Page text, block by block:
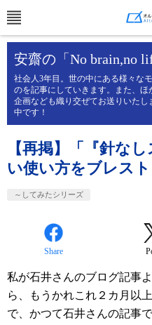
安齋の「No brain,no
社会人3年目。世の中にある様々な
のを記事にしていきます。また、
企画なども織り交ぜてお送りいた
中です！
【再掲】「『針な
い使い方をブレスト
～してみたシリーズ
Share
私が石井さんのブログ記事
ら、もうかれこれ２カ月以
で、かつて石井さんの記事